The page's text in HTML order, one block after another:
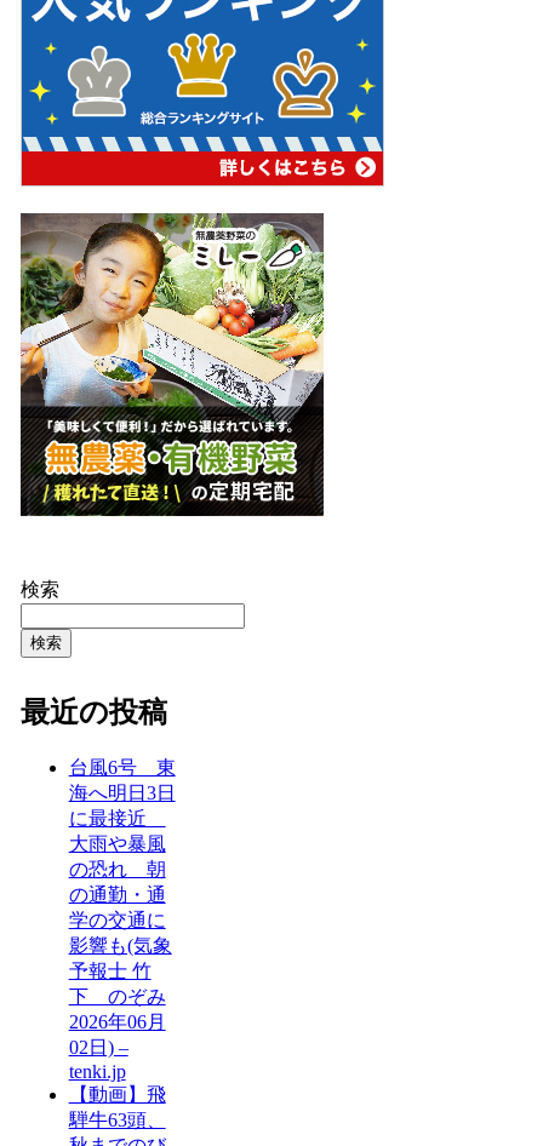
検索
検索
最近の投稿
台風6号 東
海へ明日3日
に最接近
大雨や暴風
の恐れ 朝
の通勤・通
学の交通に
影響も(気象
予報士 竹
下 のぞみ
2026年06月
02日) –
tenki.jp
【動画】飛
騨牛63頭、